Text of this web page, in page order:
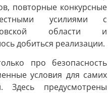
повторные конкурсные
усилиями с
области и
добиться реализации.
про безопасность
условия для самих
Здесь предусмотрены